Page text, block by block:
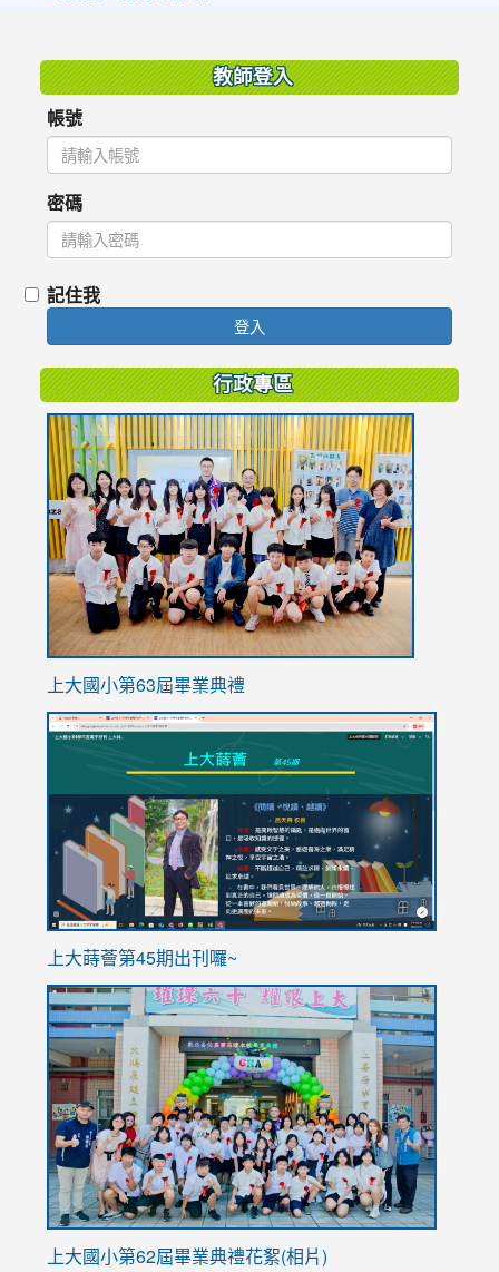
教師登入
帳號
密碼
記住我
登入
行政專區
上大國小第63屆畢業典禮
link
ink
https://sites.google.com/stes.tyc.edu.tw/
上大蒔薈第45期出刊囉~
上大國小第62屆畢業典禮花絮(相片)